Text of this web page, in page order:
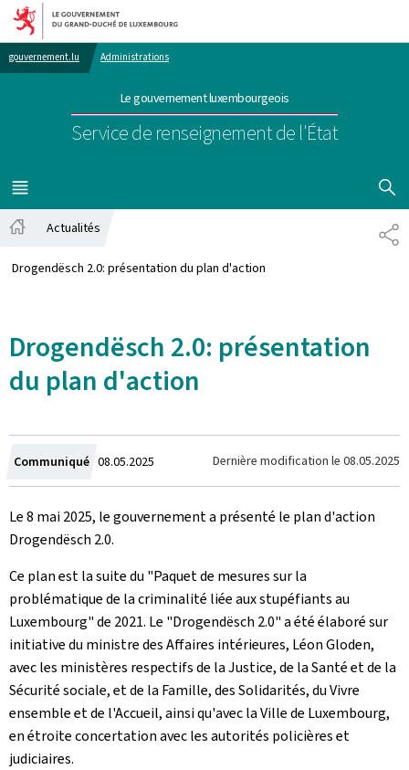
Aller au menu principal
Aller au contenu
gouvernement.lu Administrations
Le gouvernement luxembourgeois
Service de renseignement de l'État
MENU
PRINCIPAL
Actualités
Drogendësch 2.0: présentation du plan d'action
Drogendësch 2.0: présentation
du plan d'action
Communiqué Crée
le
08.05.2025 Dernière modification le 08.05.2025
Le 8 mai 2025, le gouvernement a présenté le plan d'action
Drogendësch 2.0.
Ce plan est la suite du "Paquet de mesures sur la
problématique de la criminalité liée aux stupéfiants au
Luxembourg" de 2021. Le "Drogendësch 2.0" a été élaboré sur
initiative du ministre des Affaires intérieures, Léon Gloden,
avec les ministères respectifs de la Justice, de la Santé et de la
Sécurité sociale, et de la Famille, des Solidarités, du Vivre
ensemble et de l'Accueil, ainsi qu'avec la Ville de Luxembourg,
en étroite concertation avec les autorités policières et
judiciaires.